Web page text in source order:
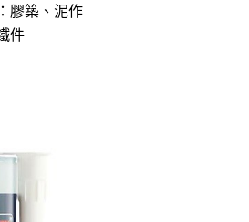
膠築、泥作
件